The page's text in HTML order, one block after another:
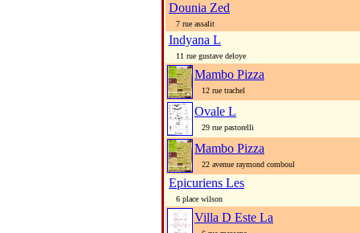
Dounia Zed
7 rue assalit
Indyana L
11 rue gustave deloye
Mambo Pizza
12 rue trachel
Ovale L
29 rue pastorelli
Mambo Pizza
22 avenue raymond comboul
Epicuriens Les
6 place wilson
Villa D Este La